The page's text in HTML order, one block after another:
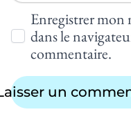
Enregistrer mon
dans le
commentaire.